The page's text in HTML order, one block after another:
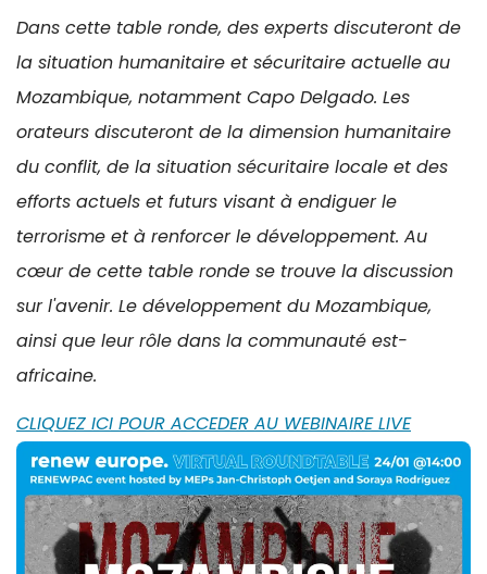
Dans cette table ronde, des experts discuteront de
la situation humanitaire et sécuritaire actuelle au
Mozambique, notamment Capo Delgado. Les
orateurs discuteront de la dimension humanitaire
du conflit, de la situation sécuritaire locale et des
efforts actuels et futurs visant à endiguer le
terrorisme et à renforcer le développement. Au
cœur de cette table ronde se trouve la discussion
sur l'avenir. Le développement du Mozambique,
ainsi que leur rôle dans la communauté est-
africaine.
CLIQUEZ ICI POUR ACCEDER AU WEBINAIRE LIVE